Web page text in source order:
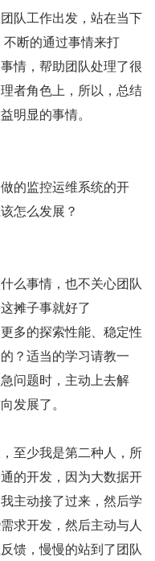
队工作出发，站在当下
不断的通过事情来打
情，帮助团队处理了很
者角色上，所以，总结
明显的事情。
的监控运维系统的开
怎么发展？
么事情，也不关心团队
摊子事就好了
多的探索性能、稳定性
？适当的学习请教一
问题时，主动上去解
发展了。
至少我是第二种人，所
的开发，因为大数据开
主动接了过来，然后学
求开发，然后主动与人
馈，慢慢的站到了团队